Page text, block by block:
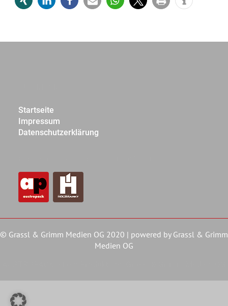
Startseite
Impressum
Datenschutzerklärung
© Grassl & Grimm Medien OG 2020 | powered by Grassl & Grimm
Medien OG